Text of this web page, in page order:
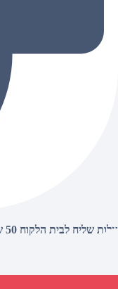
עלות שליח לבית הלקוח 50 שקלים, בהזמנות מעל 2000 שקלים ללא חיוב (חינם)